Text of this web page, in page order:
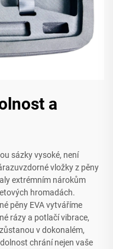
a
sázky vysoké, není
vložky z pěny
extrémním nárokům
hromadách.
pěny EVA vytváříme
rázy a potlačí vibrace,
v dokonalém,
chrání nejen vaše